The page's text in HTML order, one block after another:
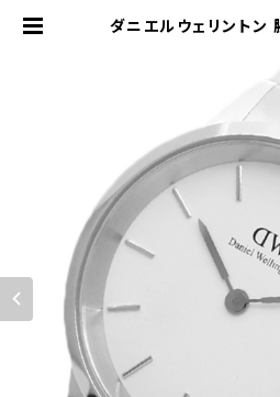
ダニエルウェリントン